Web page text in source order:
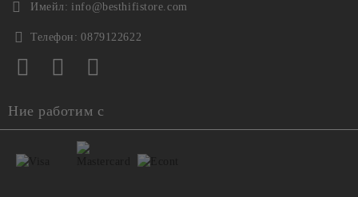
Имейл: info@besthifistore.com
Телефон: 0879122622
Ние работим с